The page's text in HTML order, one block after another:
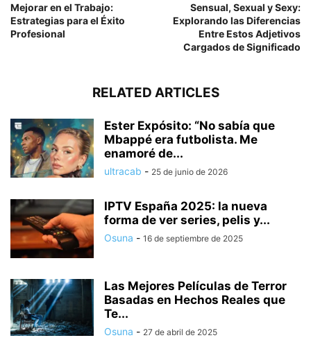
Mejorar en el Trabajo:
Estrategias para el Éxito
Profesional
Sensual, Sexual y Sexy:
Explorando las Diferencias
Entre Estos Adjetivos
Cargados de Significado
RELATED ARTICLES
Ester Expósito: “No sabía que
Mbappé era futbolista. Me
enamoré de...
ultracab - 25 de junio de 2026
IPTV España 2025: la nueva
forma de ver series, pelis y...
Osuna - 16 de septiembre de 2025
Las Mejores Películas de Terror
Basadas en Hechos Reales que
Te...
Osuna - 27 de abril de 2025